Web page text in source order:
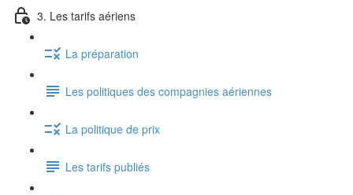
3. Les tarifs aériens
La préparation
Les politiques des compagnies aériennes
La politique de prix
Les tarifs publiés